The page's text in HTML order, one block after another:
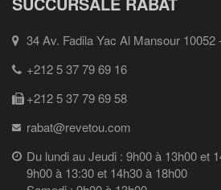
34 Av. Fadila Yac Al Mansour 10052
+212 5 37 79 69 16
+212 5 37 79 69 58
rabat@revetou.com
Du lundi au Jeudi : 9h00 à 13h00 et
9h00 à 13:30 et 14h30 à 18h00